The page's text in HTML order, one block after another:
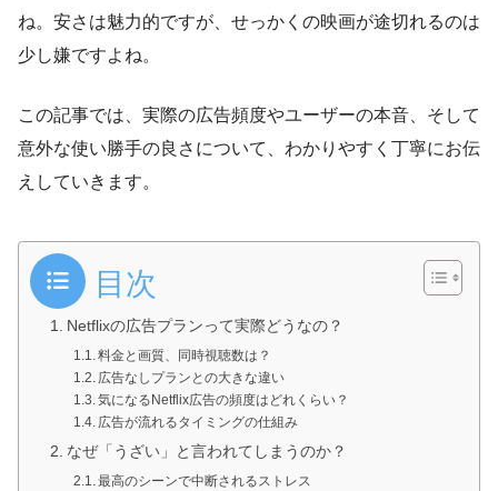
ね。安さは魅力的ですが、せっかくの映画が途切れるのは
少し嫌ですよね。
この記事では、実際の広告頻度やユーザーの本音、そして
意外な使い勝手の良さについて、わかりやすく丁寧にお伝
えしていきます。
目次
Netflixの広告プランって実際どうなの？
料金と画質、同時視聴数は？
広告なしプランとの大きな違い
気になるNetflix広告の頻度はどれくらい？
広告が流れるタイミングの仕組み
なぜ「うざい」と言われてしまうのか？
最高のシーンで中断されるストレス